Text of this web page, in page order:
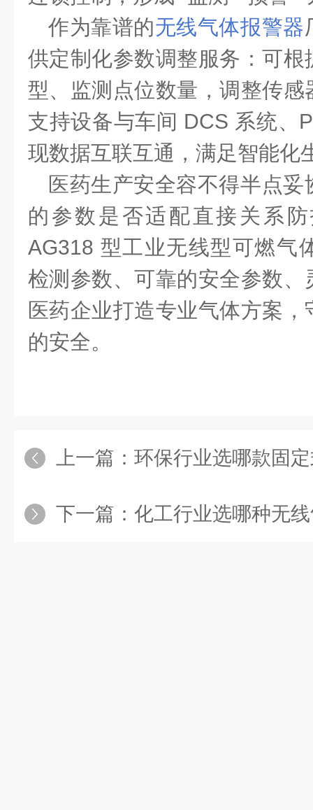
作为靠谱的无线气体报警器
供定制化参数调整服务：可
型、监测点位数量，调整传
支持设备与车间 DCS 系统、
现数据互联互通，满足智能化
医药生产安全容不得半点妥
的参数是否适配直接关系
AG318 型工业无线型可燃气
检测参数、可靠的安全参数
医药企业打造专业气体方案
的安全。
上一篇： 环保行业选哪款固定
下一篇： 化工行业选哪种无